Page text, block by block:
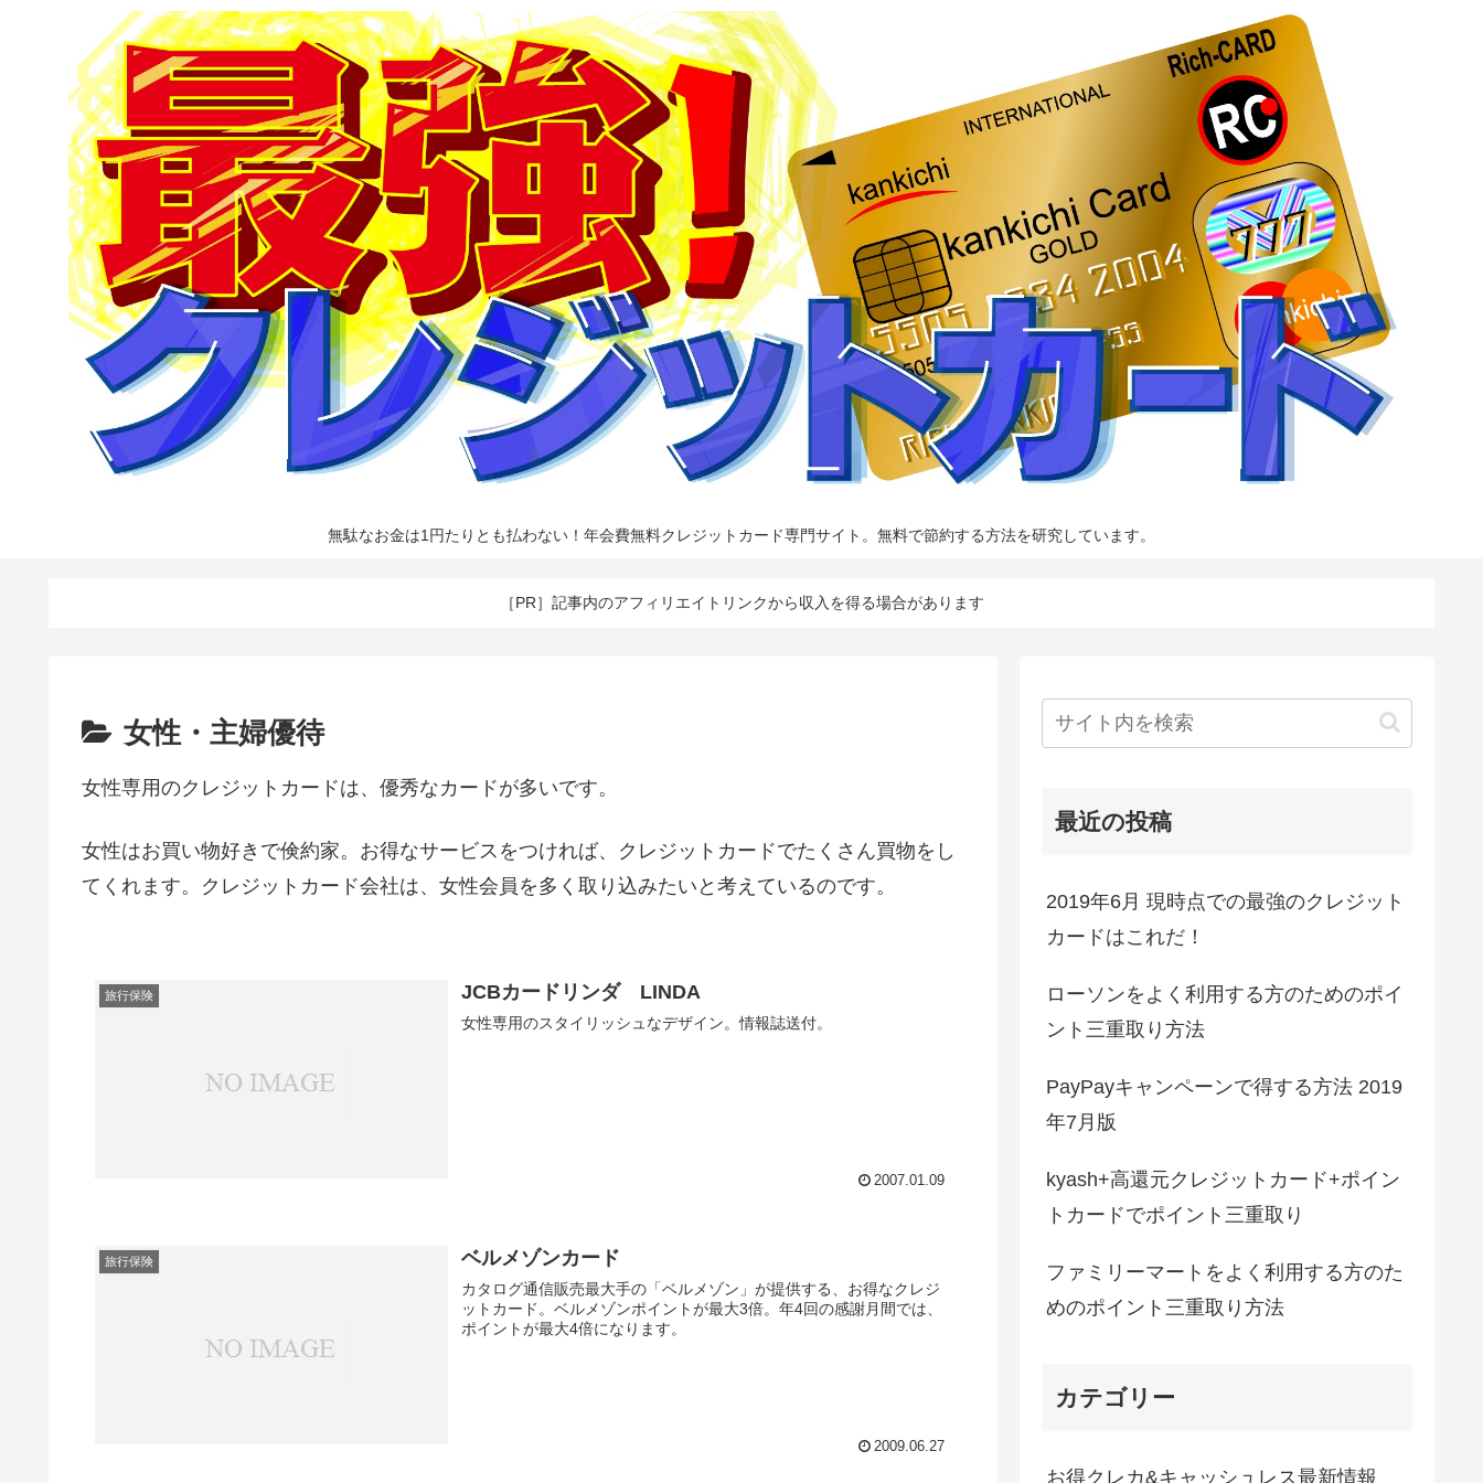
無駄なお金は1円たりとも払わない！年会費無料クレジットカード専門サイト。無料で節約する方法を研究しています。
［PR］記事内のアフィリエイトリンクから収入を得る場合があります
女性・主婦優待
女性専用のクレジットカードは、優秀なカードが多いです。
女性はお買い物好きで倹約家。お得なサービスをつければ、クレジットカードでたくさん買物をし
てくれます。クレジットカード会社は、女性会員を多く取り込みたいと考えているのです。
旅行保険 JCBカードリンダ LINDA
女性専用のスタイリッシュなデザイン。情報誌送付。
2007.01.09
旅行保険 ベルメゾンカード
カタログ通信販売最大手の「ベルメゾン」が提供する、お得なクレジ
ットカード。ベルメゾンポイントが最大3倍。年4回の感謝月間では、
ポイントが最大4倍になります。
2009.06.27
最近の投稿
2019年6月 現時点での最強のクレジット
カードはこれだ！
ローソンをよく利用する方のためのポイ
ント三重取り方法
PayPayキャンペーンで得する方法 2019
年7月版
kyash+高還元クレジットカード+ポイン
トカードでポイント三重取り
ファミリーマートをよく利用する方のた
めのポイント三重取り方法
カテゴリー
お得クレカ&キャッシュレス最新情報